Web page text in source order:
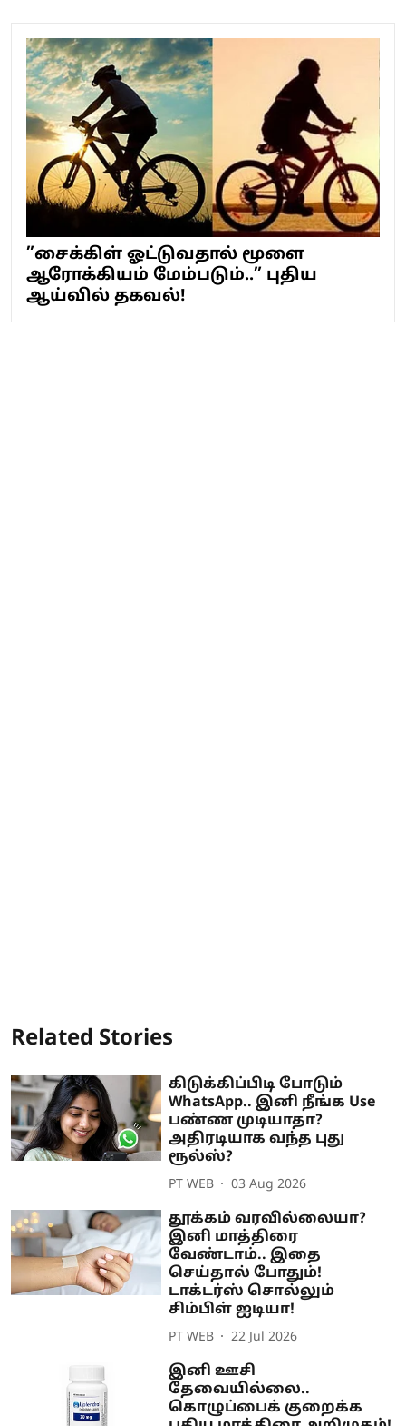
”சைக்கிள் ஓட்டுவதால் மூளை
ஆரோக்கியம் மேம்படும்..” புதிய
ஆய்வில் தகவல்!
Related Stories
கிடுக்கிப்பிடி போடும்
WhatsApp.. இனி நீங்க Use
பண்ண முடியாதா?
அதிரடியாக வந்த புது
ரூல்ஸ்?
PT WEB 03 Aug 2026
தூக்கம் வரவில்லையா?
இனி மாத்திரை
வேண்டாம்.. இதை
செய்தால் போதும்!
டாக்டர்ஸ் சொல்லும்
சிம்பிள் ஐடியா!
PT WEB 22 Jul 2026
இனி ஊசி
தேவையில்லை..
கொழுப்பைக் குறைக்க